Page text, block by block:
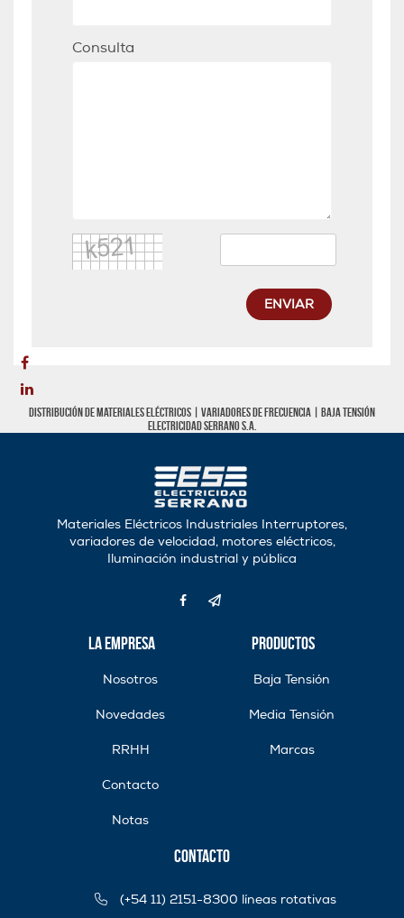
Consulta
ENVIAR
Distribución de materiales eléctricos | Variadores de frecuencia | Baja tensión
Electricidad Serrano S.A.
Materiales Eléctricos Industriales Interruptores,
variadores de velocidad, motores eléctricos,
Iluminación industrial y pública
La Empresa
Nosotros
Novedades
RRHH
Contacto
Notas
Productos
Baja Tensión
Media Tensión
Marcas
Contacto
(+54 11) 2151-8300 líneas rotativas